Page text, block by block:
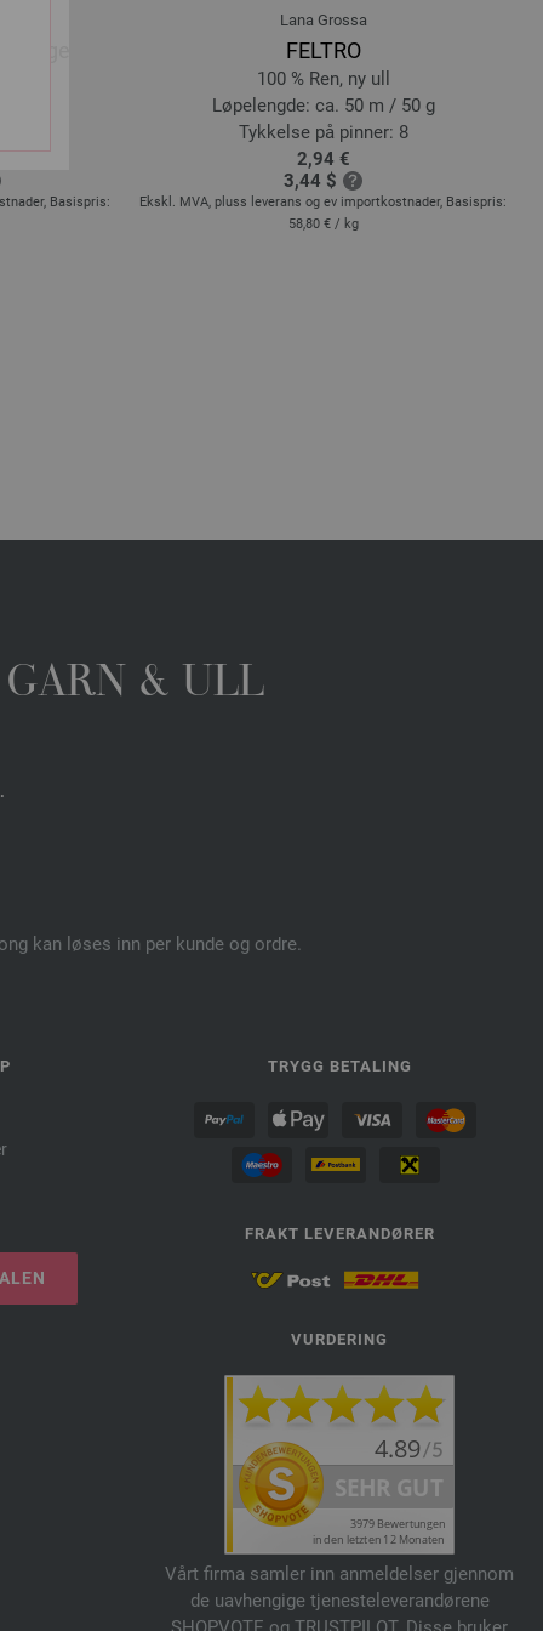
Basispris:
Lana Grossa
FELTRO
100 % Ren, ny ull
Løpelengde: ca. 50 m / 50 g
Tykkelse på pinner: 8
2,94 €
3,44 $
Ekskl. MVA, pluss leverans og ev importkostnader, Basispris:
58,80 € / kg
GARN & ULL
kan løses inn per kunde og ordre.
TRYGG BETALING
FRAKT LEVERANDØRER
VURDERING
Vårt firma samler inn anmeldelser gjennom
de uavhengige tjenesteleverandørene